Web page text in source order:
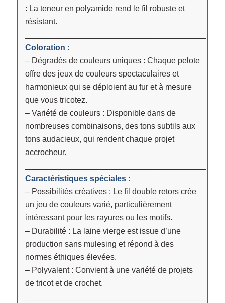
: La teneur en polyamide rend le fil robuste et
résistant.
Coloration :
– Dégradés de couleurs uniques : Chaque pelote
offre des jeux de couleurs spectaculaires et
harmonieux qui se déploient au fur et à mesure
que vous tricotez.
– Variété de couleurs : Disponible dans de
nombreuses combinaisons, des tons subtils aux
tons audacieux, qui rendent chaque projet
accrocheur.
Caractéristiques spéciales :
– Possibilités créatives : Le fil double retors crée
un jeu de couleurs varié, particulièrement
intéressant pour les rayures ou les motifs.
– Durabilité : La laine vierge est issue d’une
production sans mulesing et répond à des
normes éthiques élevées.
– Polyvalent : Convient à une variété de projets
de tricot et de crochet.